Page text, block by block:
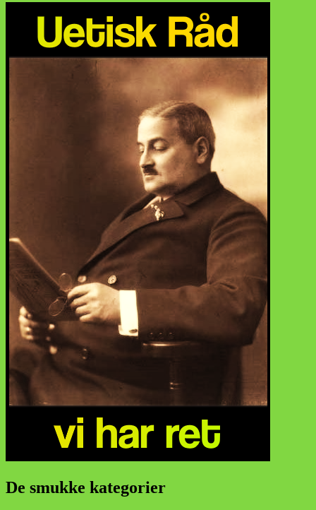
De smukke kategorier